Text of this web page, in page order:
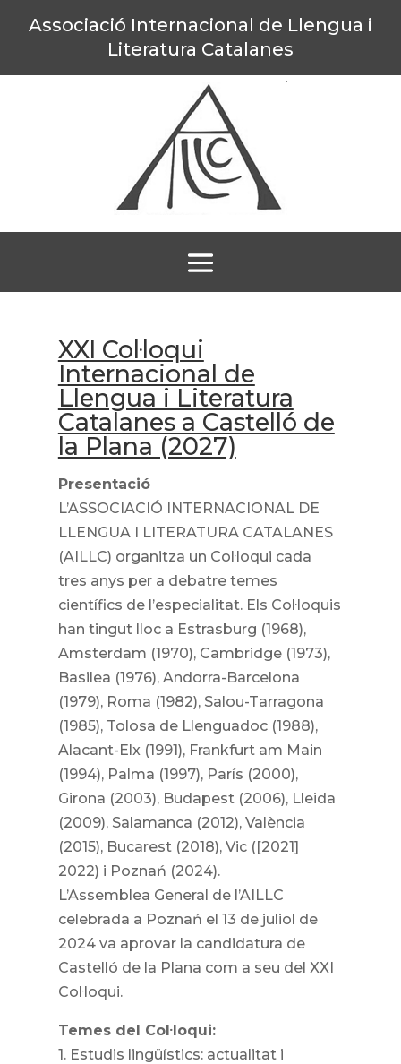
Associació Internacional de Llengua i
Literatura Catalanes
XXI Col·loqui
Internacional de
Llengua i Literatura
Catalanes a Castelló de
la Plana (2027)
Presentació
L’ASSOCIACIÓ INTERNACIONAL DE
LLENGUA I LITERATURA CATALANES
(AILLC) organitza un Col·loqui cada
tres anys per a debatre temes
científics de l’especialitat. Els Col·loquis
han tingut lloc a Estrasburg (1968),
Amsterdam (1970), Cambridge (1973),
Basilea (1976), Andorra-Barcelona
(1979), Roma (1982), Salou-Tarragona
(1985), Tolosa de Llenguadoc (1988),
Alacant-Elx (1991), Frankfurt am Main
(1994), Palma (1997), París (2000),
Girona (2003), Budapest (2006), Lleida
(2009), Salamanca (2012), València
(2015), Bucarest (2018), Vic ([2021]
2022) i Poznań (2024).
L’Assemblea General de l’AILLC
celebrada a Poznań el 13 de juliol de
2024 va aprovar la candidatura de
Castelló de la Plana com a seu del XXI
Col·loqui.
Temes del Col·loqui:
1. Estudis lingüístics: actualitat i